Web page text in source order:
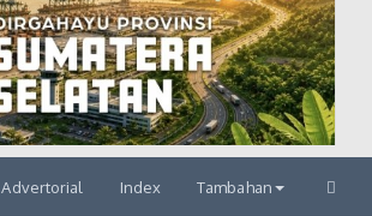
Advertorial Index Tambahan